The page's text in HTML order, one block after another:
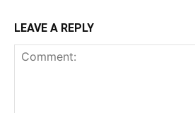
LEAVE A REPLY